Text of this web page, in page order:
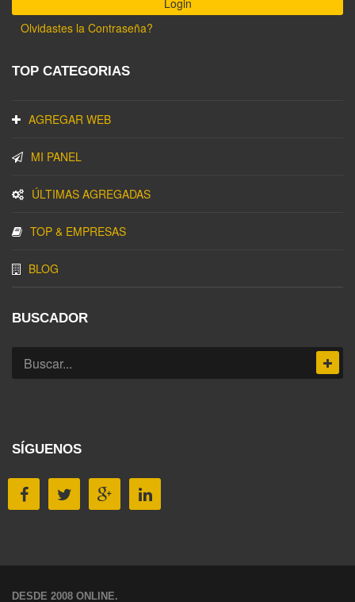
Olvidastes la Contraseña?
TOP CATEGORIAS
AGREGAR WEB
MI PANEL
ÚLTIMAS AGREGADAS
TOP & EMPRESAS
BLOG
BUSCADOR
SÍGUENOS
DESDE 2008 ONLINE.